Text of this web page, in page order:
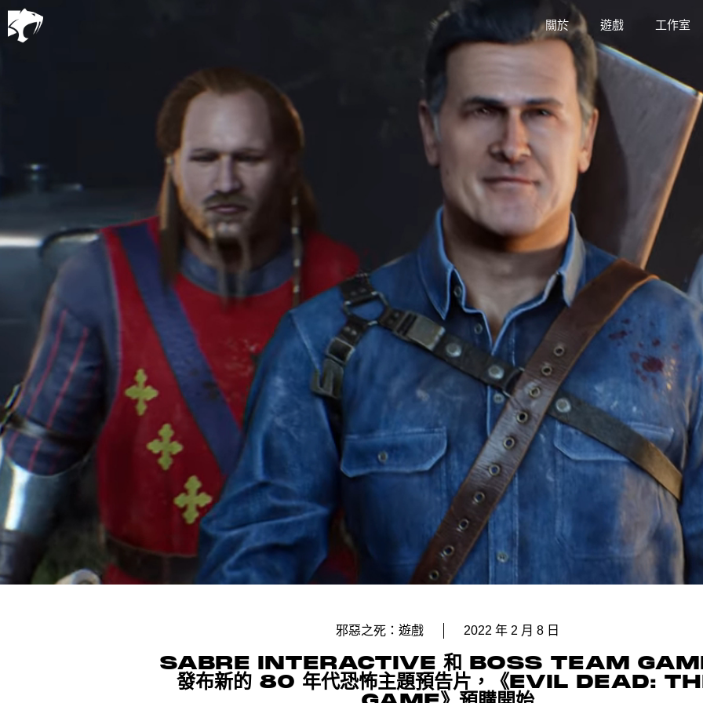
關於 遊戲 工作室
邪惡之死：遊戲 2022 年 2 月 8 日
SABRE INTERACTIVE 和 BOSS TEAM
發布新的 80 年代恐怖主題預告片，《EVIL DEAD: